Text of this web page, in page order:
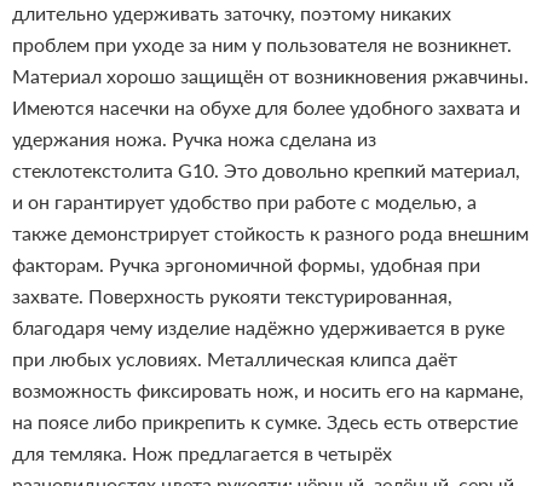
длительно удерживать заточку, поэтому никаких
проблем при уходе за ним у пользователя не возникнет.
Материал хорошо защищён от возникновения ржавчины.
Имеются насечки на обухе для более удобного захвата и
удержания ножа. Ручка ножа сделана из
стеклотекстолита G10. Это довольно крепкий материал,
и он гарантирует удобство при работе с моделью, а
также демонстрирует стойкость к разного рода внешним
факторам. Ручка эргономичной формы, удобная при
захвате. Поверхность рукояти текстурированная,
благодаря чему изделие надёжно удерживается в руке
при любых условиях. Металлическая клипса даёт
возможность фиксировать нож, и носить его на кармане,
на поясе либо прикрепить к сумке. Здесь есть отверстие
для темляка. Нож предлагается в четырёх